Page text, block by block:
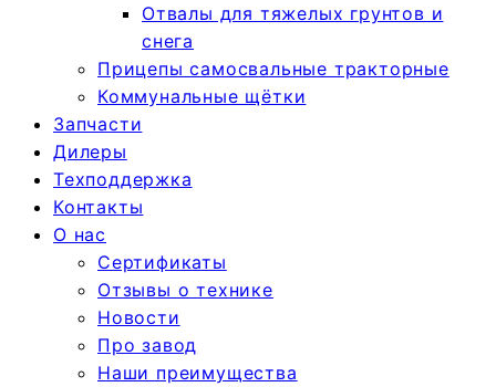
Отвалы для тяжелых грунтов и
снега
Прицепы самосвальные тракторные
Коммунальные щётки
Запчасти
Дилеры
Техподдержка
Контакты
О нас
Сертификаты
Отзывы о технике
Новости
Про завод
Наши преимущества